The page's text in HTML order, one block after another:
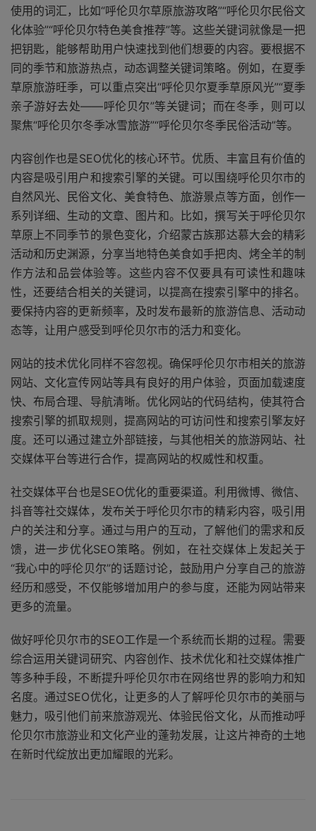
使用的词汇，比如“呼伦贝尔草原旅游攻略”“呼伦贝尔民俗文
化体验”“呼伦贝尔特色美食推荐”等。这些关键词就像是一把
把钥匙，能够帮助用户快速找到他们想要的内容。要根据不
同的季节和旅游热点，动态调整关键词策略。例如，在夏季
草原旅游旺季，可以重点突出“呼伦贝尔夏季草原风光”“夏季
亲子游好去处——呼伦贝尔”等关键词；而在冬季，则可以
聚焦“呼伦贝尔冬季冰雪旅游”“呼伦贝尔冬季民俗活动”等。
内容创作也是SEO优化的核心环节。优质、丰富且有价值的
内容是吸引用户和搜索引擎的关键。可以围绕呼伦贝尔市的
自然风光、民俗文化、美食特色、旅游景点等方面，创作一
系列详细、生动的文章、图片和。比如，撰写关于呼伦贝尔
草原上不同季节的景色变化，介绍蒙古族那达慕大会的精彩
活动和历史渊源，分享当地特色美食如手把肉、烤全羊的制
作方法和品尝体验等。这些内容不仅要具有可读性和趣味
性，还要结合相关的关键词，以提高在搜索引擎中的排名。
要保持内容的更新频率，及时发布最新的旅游信息、活动动
态等，让用户感受到呼伦贝尔市的活力和变化。
网站的技术优化同样不容忽视。确保呼伦贝尔市相关的旅游
网站、文化宣传网站等具有良好的用户体验，页面加载速度
快、布局合理、导航清晰。优化网站的代码结构，使其符合
搜索引擎的抓取规则，提高网站的可访问性和搜索引擎友好
度。还可以通过建立外部链接，与其他相关的旅游网站、社
交媒体平台等进行合作，提高网站的权威性和权重。
社交媒体平台也是SEO优化的重要渠道。利用微博、微信、
抖音等社交媒体，发布关于呼伦贝尔市的精彩内容，吸引用
户的关注和分享。通过与用户的互动，了解他们的需求和反
馈，进一步优化SEO策略。例如，在社交媒体上发起关于
“我心中的呼伦贝尔”的话题讨论，鼓励用户分享自己的旅游
经历和感受，不仅能够增加用户的参与度，还能为网站带来
更多的流量。
做好呼伦贝尔市的SEO工作是一个系统而长期的过程。需要
综合运用关键词研究、内容创作、技术优化和社交媒体推广
等多种手段，不断提升呼伦贝尔市在网络世界的影响力和知
名度。通过SEO优化，让更多的人了解呼伦贝尔市的美丽与
魅力，吸引他们前来旅游观光、体验民俗文化，从而推动呼
伦贝尔市旅游业和文化产业的蓬勃发展，让这片神奇的土地
在新时代绽放出更加耀眼的光彩。